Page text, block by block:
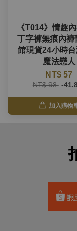
《T014》情趣
丁字褲無痕內褲
館現貨24小時
魔法戀人
NT$ 57
NT$ 98 -
加入購物